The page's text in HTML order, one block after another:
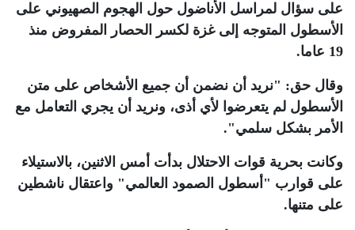
على سؤال لمراسل الأناضول حول الهجوم الصهيوني على
الأسطول المتوجه إلى غزة لكسر الحصار المفروض منذ
19 عاما
.
وقال حق: "نريد أن نضمن أن جميع الأشخاص على متن
الأسطول لم يتعرضوا لأي أذى، ونريد أن يجري التعامل مع
الأمر بشكل سلمي".
وكانت بحرية قوات الاحتلال بدأت أمس الاثنين، بالاستيلاء
على قوارب "أسطول الصمود العالمي" واعتقال ناشطين
على متنها.